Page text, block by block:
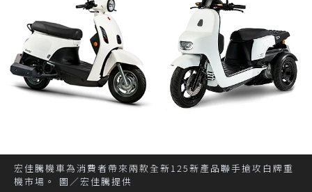
宏佳騰機車為消費者帶來兩款全新125新產品聯手搶攻白牌重
機市場。 圖／宏佳騰提供